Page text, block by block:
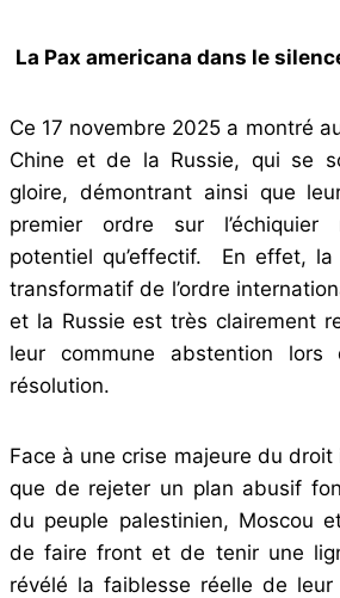
La Pax americana dans le
Ce 17 novembre 2025 a montré
Chine et de la Russie, qui se
gloire, démontrant ainsi que
premier ordre sur
potentiel qu’effectif. En effet,
transformatif de l’ordre
et la Russie est très clairement
leur commune abstention
résolution.
Face à une crise majeure du
que de rejeter un plan abusif
du peuple palestinien, Moscou
de faire front et de tenir une
révélé la faiblesse réelle de